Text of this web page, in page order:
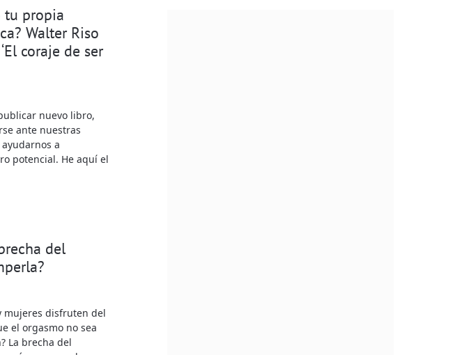
tu propia
Walter Riso
coraje de ser
nuevo libro,
ante nuestras
a
potencial. He aquí el
del
mujeres disfruten del
el orgasmo no sea
La brecha del